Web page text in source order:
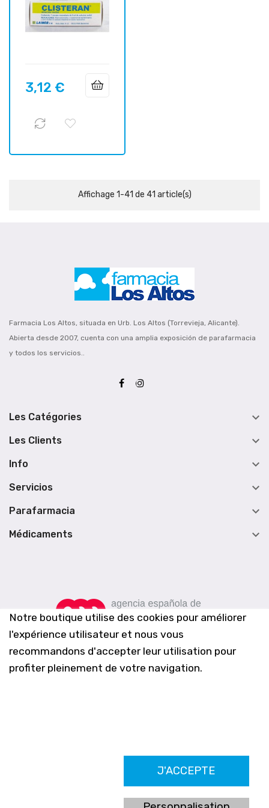
Notre boutique utilise des cookies pour améliorer
l'expérience utilisateur et nous vous
recommandons d'accepter leur utilisation pour
profiter pleinement de votre navigation.
J'ACCEPTE
Prix
3,12 €
Affichage 1-41 de 41 article(s)
Farmacia Los Altos, situada en Urb. Los Altos (Torrevieja, Alicante).
Abierta desde 2007, cuenta con una amplia exposición de parafarmacia
y todos los servicios..
Les Catégories 
Les Clients 
Info 
Servicios 
Parafarmacia 
Médicaments 
Farmacia Los Altos nº756
Ldo. Alfredo Aparicio Grau 22555408K
N. Col. Colegio Oficial de Farmacéuticos de Alicante 4327
Nº de autorización A-790-F